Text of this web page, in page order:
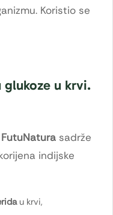
Koristio se
u krvi.
sadrže
indijske
u krvi,